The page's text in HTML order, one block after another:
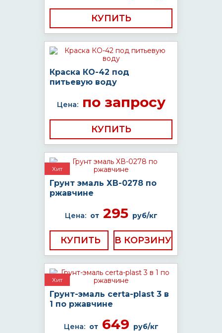
КУПИТЬ
Краска КО-42 под
питьевую воду
Цена:по запросу
КУПИТЬ
Хит
Грунт эмаль ХВ-0278 по
ржавчине
Цена: от295 руб/кг
КУПИТЬ
Хит
Грунт-эмаль certa-plast 3 в
1 по ржавчине
Цена: от649 руб/кг